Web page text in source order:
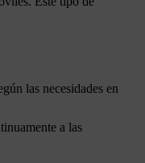
las necesidades en
a las